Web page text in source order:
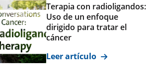
Terapia con radioligandos:
Uso de un enfoque
dirigido para tratar el
cáncer
Leer artículo